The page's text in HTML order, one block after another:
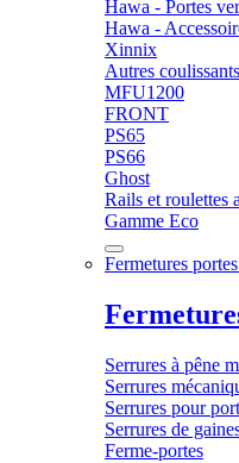
Hawa - Portes
Hawa -
Xinnix
Autres coulissants
MFU1200
FRONT
PS65
PS66
Ghost
Rails et roulettes
Gamme Eco
Fermetures
Serrures à pêne
Serrures
Serrures pour
Serrures de
Ferme-portes